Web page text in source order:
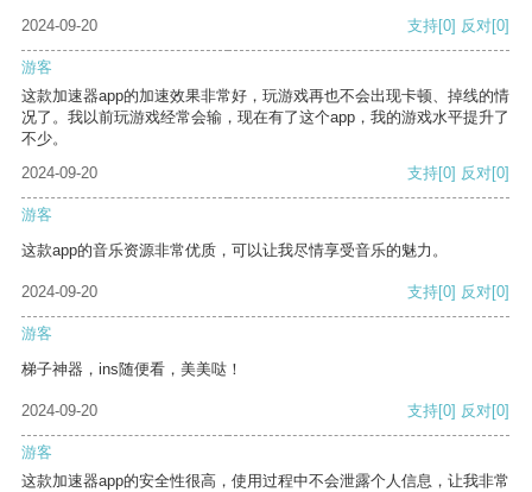
2024-09-20
支持[0] 反对[0]
游客
这款加速器app的加速效果非常好，玩游戏再也不会出现卡顿、掉线的情
况了。我以前玩游戏经常会输，现在有了这个app，我的游戏水平提升了
不少。
2024-09-20
支持[0] 反对[0]
游客
这款app的音乐资源非常优质，可以让我尽情享受音乐的魅力。
2024-09-20 支持[0] 反对[0]
游客
梯子神器，ins随便看，美美哒！
2024-09-20 支持[0] 反对[0]
游客
这款加速器app的安全性很高，使用过程中不会泄露个人信息，让我非常